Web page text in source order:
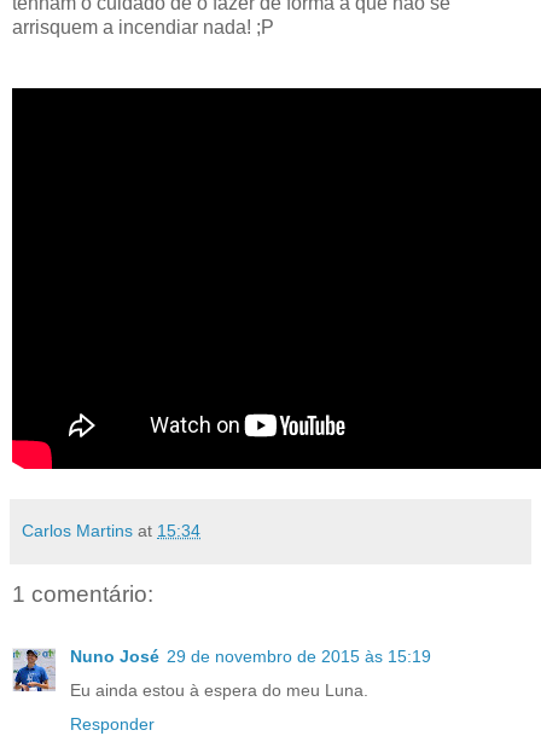
arrisquem a incendiar nada! ;P
Carlos Martins at 15:34
1 comentário:
Nuno José 29 de novembro de 2015 às 15:19
Eu ainda estou à espera do meu Luna.
Responder